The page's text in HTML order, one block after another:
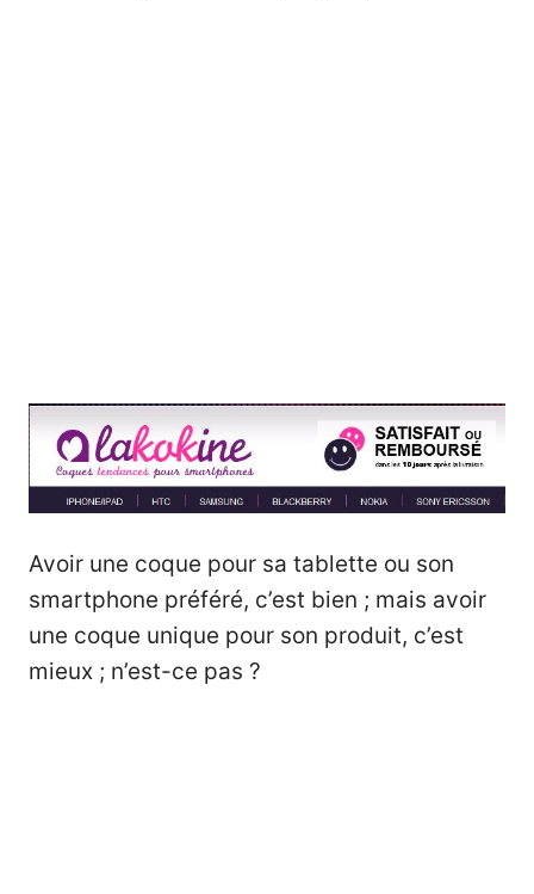
Avoir une coque pour sa tablette ou son
smartphone préféré, c’est bien ; mais avoir
une coque unique pour son produit, c’est
mieux ; n’est-ce pas ?